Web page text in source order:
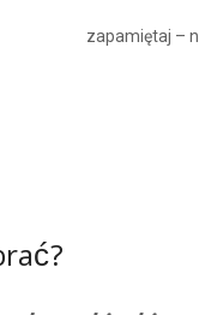
zapamiętaj –